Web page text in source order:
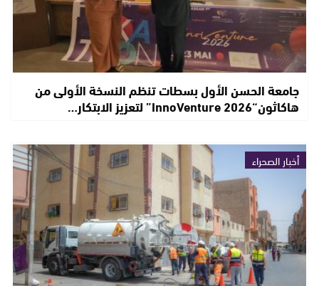
جامعة الحسن الأول بسطات تنظم النسخة الأولى من
هاكاثون“InnoVenture 2026” لتعزيز الابتكار…
أخبار الصحراء